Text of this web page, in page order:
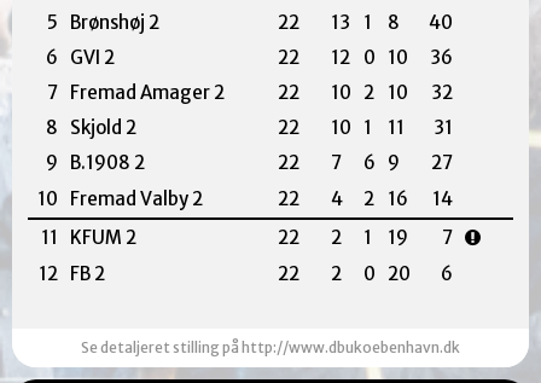
5
Brønshøj 2 22 13 1 8
40
6
GVI 2 22 12 0 10
36
7 Fremad Amager 2 22 10 2 10
32
8
Skjold 2 22 10 1 11
31
9
B.1908 2 22 7 6 9
27
10
Fremad Valby 2 22 4 2 16
14
11
KFUM 2 22 2 1 19
7
12 FB 2 22 2 0 20 6
Se detaljeret stilling på http://www.dbukoebenhavn.dk